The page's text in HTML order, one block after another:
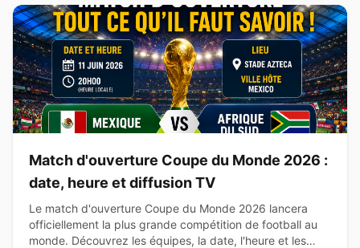
Match d'ouverture Coupe du Monde 2026 :
date, heure et diffusion TV
Le match d'ouverture Coupe du Monde 2026 lancera
officiellement la plus grande compétition de football au
monde. Découvrez les équipes, la date, l'heure et les